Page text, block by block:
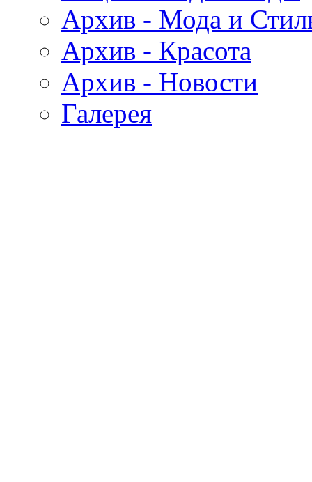
Архив - Мода и
Архив - Красота
Архив - Новости
Галерея